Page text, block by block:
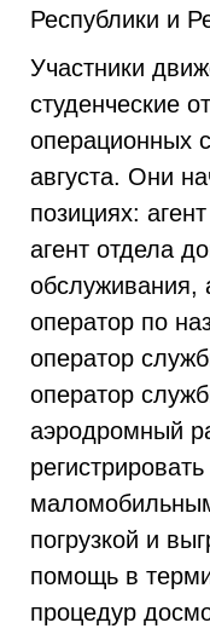
Республики и
Участники
студенческие
операционных
августа. Они
позициях:
агент отдела
обслуживания,
оператор по
оператор
оператор
аэродромный
погрузкой и
помощь в
процедур